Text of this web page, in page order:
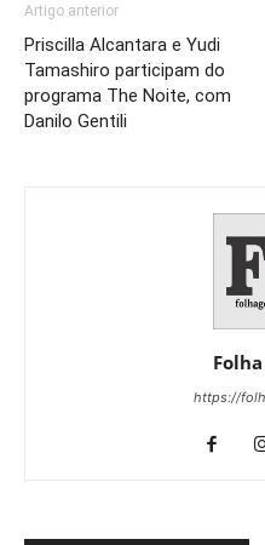
Artigo anterior
Priscilla Alcantara e Yudi
Tamashiro participam do
programa The Noite, com
Danilo Gentili
https://